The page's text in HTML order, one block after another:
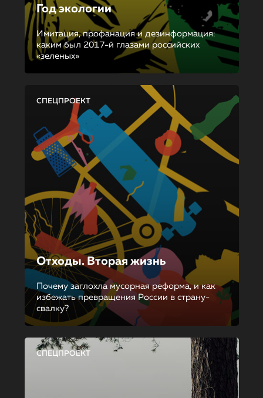
Год экологии
Имитация, профанация и дезинформация:
каким был 2017-й глазами российских
«зеленых»
СПЕЦПРОЕКТ
Отходы. Вторая жизнь
Почему заглохла мусорная реформа, и как
избежать превращения России в страну-
свалку?
СПЕЦПРОЕКТ